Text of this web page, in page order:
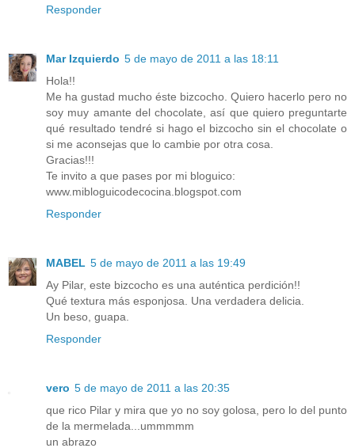
Responder
Mar Izquierdo 5 de mayo de 2011 a las 18:11
Hola!!
Me ha gustad mucho éste bizcocho. Quiero hacerlo pero no
soy muy amante del chocolate, así que quiero preguntarte
qué resultado tendré si hago el bizcocho sin el chocolate o
si me aconsejas que lo cambie por otra cosa.
Gracias!!!
Te invito a que pases por mi bloguico:
www.mibloguicodecocina.blogspot.com
Responder
MABEL 5 de mayo de 2011 a las 19:49
Ay Pilar, este bizcocho es una auténtica perdición!!
Qué textura más esponjosa. Una verdadera delicia.
Un beso, guapa.
Responder
vero 5 de mayo de 2011 a las 20:35
que rico Pilar y mira que yo no soy golosa, pero lo del punto
de la mermelada...ummmmm
un abrazo